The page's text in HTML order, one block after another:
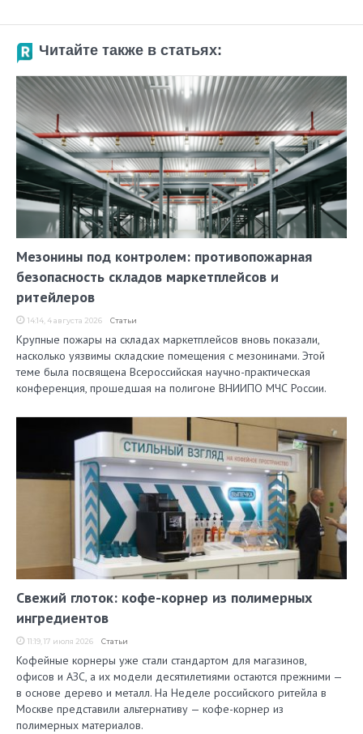
Читайте также в статьях:
Мезонины под контролем: противопожарная
безопасность складов маркетплейсов и
ритейлеров
14:14, 4 августа 2026 Статьи
Крупные пожары на складах маркетплейсов вновь показали,
насколько уязвимы складские помещения с мезонинами. Этой
теме была посвящена Всероссийская научно-практическая
конференция, прошедшая на полигоне ВНИИПО МЧС России.
Свежий глоток: кофе-корнер из полимерных
ингредиентов
11:19, 17 июля 2026 Статьи
Кофейные корнеры уже стали стандартом для магазинов,
офисов и АЗС, а их модели десятилетиями остаются прежними —
в основе дерево и металл. На Неделе российского ритейла в
Москве представили альтернативу — кофе-корнер из
полимерных материалов.